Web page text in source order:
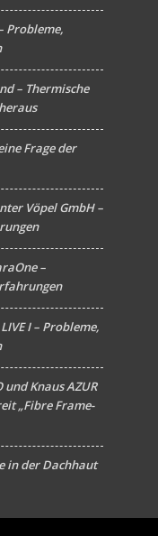
Probleme,
– Thermische
Frage der
Vöpel GmbH –
–
I – Probleme,
und Knaus AZUR
„Fibre Frame-
in der Dachhaut